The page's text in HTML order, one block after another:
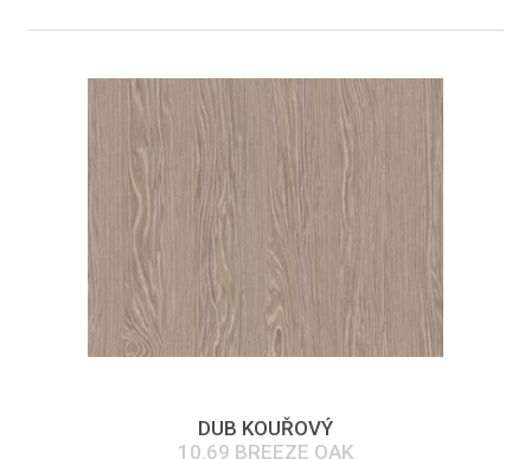
DUB KOUŘOVÝ
10.69 BREEZE OAK